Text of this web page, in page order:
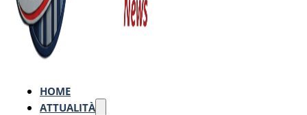
HOME
ATTUALITÀ